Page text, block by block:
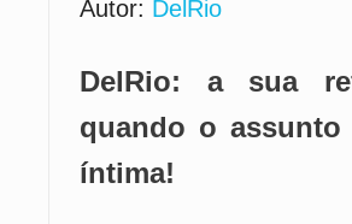
Autor: DelRio
DelRio: a sua
quando o assunto
íntima!